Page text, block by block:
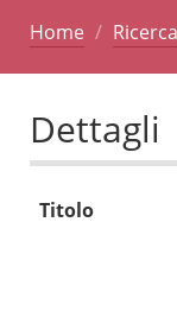
Home Ricerca
Dettagli
Titolo